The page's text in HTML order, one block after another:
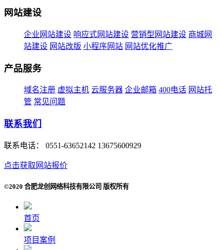
网站建设
企业网站建设 响应式网站建设 营销型网站建设 商城网
站建设 网站改版 小程序网站 网站优化推广
产品服务
域名注册 虚拟主机 云服务器 企业邮箱 400电话 网站托
管 常见问题
联系我们
联系电话： 0551-63652142 13675600929
点击获取网站报价
©2020 合肥龙创网络科技有限公司 版权所有
首页
项目案例